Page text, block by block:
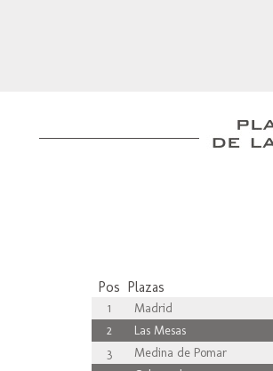
Pos Plazas
1 Madrid
2
Las Mesas
3
Medina de Pomar